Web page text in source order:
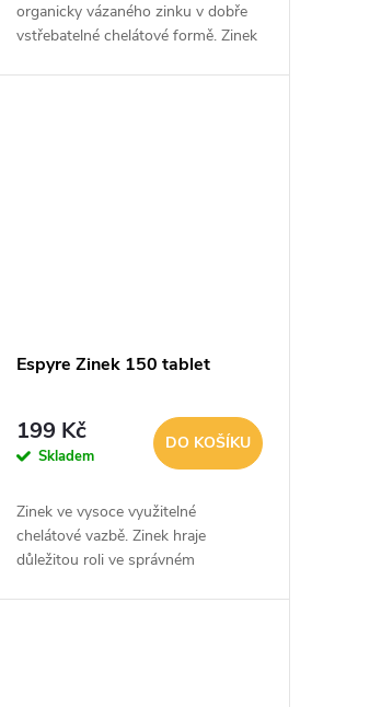
organicky vázaného zinku v dobře
vstřebatelné chelátové formě. Zinek
Espyre Zinek 150 tablet
199 Kč
Skladem
DO KOŠÍKU
Zinek ve vysoce využitelné
chelátové vazbě. Zinek hraje
důležitou roli ve správném